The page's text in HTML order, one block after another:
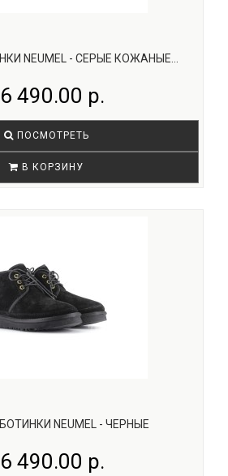
NEUMEL - СЕРЫЕ КОЖАНЫЕ...
490.00 р.
ПОСМОТРЕТЬ
В КОРЗИНУ
NEUMEL - ЧЕРНЫЕ
490.00 р.